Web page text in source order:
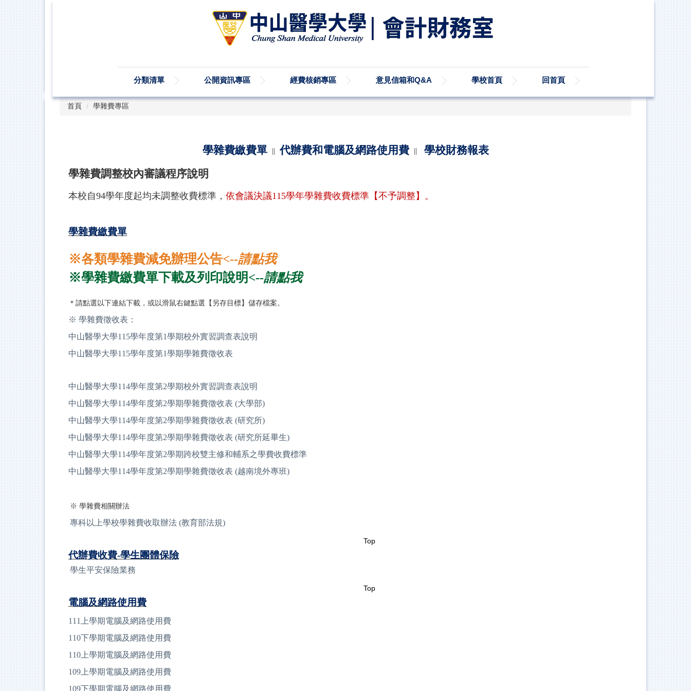
分類清單 公開資訊專區 經費核銷專區 意見信箱和Q&A 學校首頁 回首頁
首頁 學雜費專區
學雜費繳費單 代辦費和電腦及網路使用費 學校財務報表
學雜費調整校內審議程序說明
本校自94學年度起均未調整收費標準， 依會議決議115學年學雜費收費標準【不予調整】。
學雜費繳費單
※各類學雜費減免辦理公告<--請點我
※學雜費繳費單下載及列印說明<--請點我
＊請點選以下連結下載，或以滑鼠右鍵點選【另存目標】儲存檔案。
※ 學雜費徵收表：
中山醫學大學115學年度第1學期校外實習調查表說明
中山醫學大學115學年度第1學期學雜費徵收表
中山醫學大學114學年度第2學期校外實習調查表說明
中山醫學大學114學年度第2學期學雜費徵收表 (大學部)
中山醫學大學114學年度第2學期學雜費徵收表 (研究所)
中山醫學大學114學年度第2學期學雜費徵收表 (研究所延畢生)
中山醫學大學114學年度第2學期跨校雙主修和輔系之學費收費標準
中山醫學大學114學年度第2學期學雜費徵收表 (越南境外專班)
※ 學雜費相關辦法
專科以上學校學雜費收取辦法 (教育部法規)
Top
代辦費收費-學生團體保險
學生平安保險業務
Top
電腦及網路使用費
111上學期電腦及網路使用費
110下學期電腦及網路使用費
110上學期電腦及網路使用費
109上學期電腦及網路使用費
109下學期電腦及網路使用費